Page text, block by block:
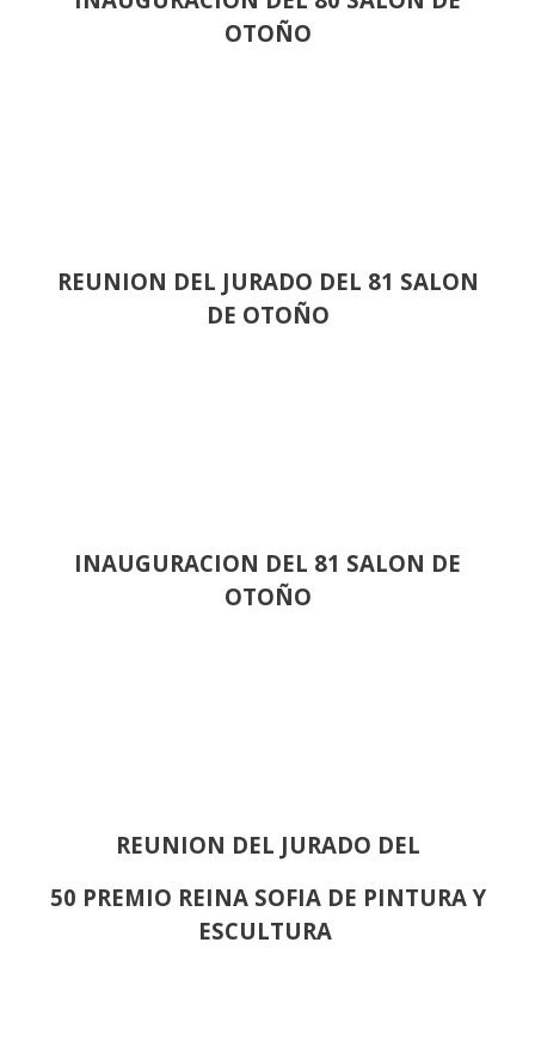
OTOÑO
REUNION DEL JURADO DEL 81 SALON
DE OTOÑO
INAUGURACION DEL 81 SALON DE
OTOÑO
REUNION DEL JURADO DEL
50 PREMIO REINA SOFIA DE PINTURA Y
ESCULTURA